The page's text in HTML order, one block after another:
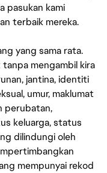
pasukan kami
terbaik mereka.
yang sama rata.
mengambil kira
jantina, identiti
umur, maklumat
perubatan,
keluarga, status
dilindungi oleh
mempunyai rekod